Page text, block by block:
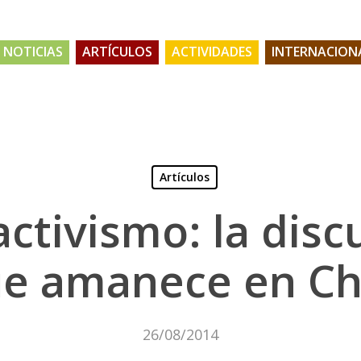
NOTICIAS ARTÍCULOS ACTIVIDADES
Artículos
la
amanece en
26/08/2014